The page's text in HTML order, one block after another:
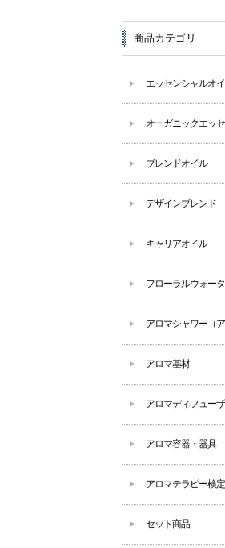
商品カテゴリ
エッセンシャルオ
オーガニックエッ
ブレンドオイル
デザインブレンド
キャリアオイル
フローラルウォー
アロマシャワー（
アロマ基材
アロマディフュー
アロマ容器・器具
アロマテラピー検定
セット商品